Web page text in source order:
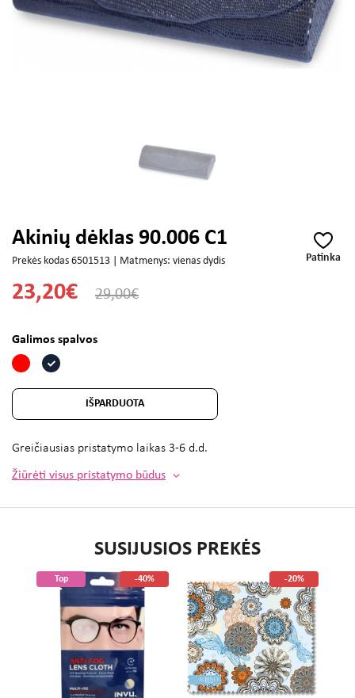
Patinka
Akinių dėklas 90.006 C1
Prekės kodas 6501513 | Matmenys: vienas dydis
23,20€ 29,00€
Galimos spalvos
IŠPARDUOTA
Greičiausias pristatymo laikas 3-6 d.d.
Žiūrėti visus pristatymo būdus
SUSIJUSIOS PREKĖS
Top -40% -20%